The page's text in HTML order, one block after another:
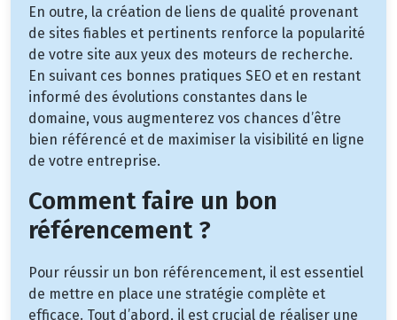
En outre, la création de liens de qualité provenant
de sites fiables et pertinents renforce la popularité
de votre site aux yeux des moteurs de recherche.
En suivant ces bonnes pratiques SEO et en restant
informé des évolutions constantes dans le
domaine, vous augmenterez vos chances d’être
bien référencé et de maximiser la visibilité en ligne
de votre entreprise.
Comment faire un bon
référencement ?
Pour réussir un bon référencement, il est essentiel
de mettre en place une stratégie complète et
efficace. Tout d’abord, il est crucial de réaliser une